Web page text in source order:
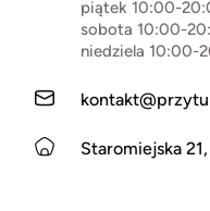
piątek 10:00-
sobota 10:00-
niedziela 10:00-
Staromiejska